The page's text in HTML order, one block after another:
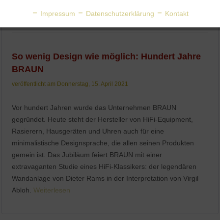
So wenig Design wie möglich: Hundert Jahre
BRAUN
veröffentlicht am Donnerstag, 15. April 2021
Vor hundert Jahren wurde das Unternehmen BRAUN
gegründet. Heute steht der Hersteller von HiFi-Equipment,
Rasierern, Hausgeräten und Uhren auch für eine
minimalistische Designsprache, die allen seinen Produkten
gemein ist. Das Jubiläum feiert BRAUN mit einer
extravaganten Studie eines HiFi-Klassikers: der legendären
Wandanlage von Dieter Rams in der Interpretation von Virgil
Abloh.Weiterlesen
Personalisierung
Impressum Datenschutzerklärung Kontakt